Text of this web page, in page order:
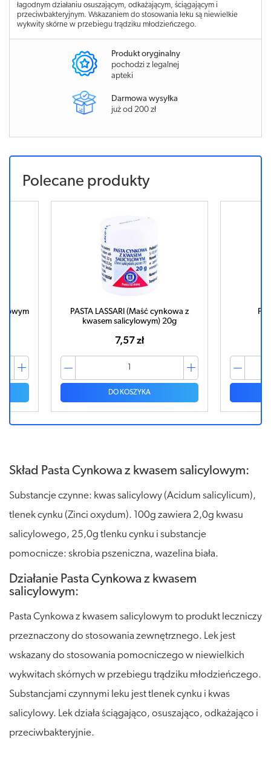
łagodnym działaniu osuszającym, odkażającym, ściągającym i
przeciwbakteryjnym. Wskazaniem do stosowania leku są niewielkie
wykwity skórne w przebiegu trądziku młodzieńczego.
Produkt oryginalny
pochodzi z legalnej
apteki
Darmowa wysyłka
już od 200 zł
Polecane produkty
PASTA LASSARI (Maść cynkowa z
kwasem salicylowym) 20g
7,57 zł
DO KOSZYKA
Skład Pasta Cynkowa z kwasem salicylowym:
Substancje czynne: kwas salicylowy (Acidum salicylicum),
tlenek cynku (Zinci oxydum). 100g zawiera 2,0g kwasu
salicylowego, 25,0g tlenku cynku i substancje
pomocnicze: skrobia pszeniczna, wazelina biała.
Działanie Pasta Cynkowa z kwasem
salicylowym:
Pasta Cynkowa z kwasem salicylowym to produkt leczniczy
przeznaczony do stosowania zewnętrznego. Lek jest
wskazany do stosowania pomocniczego w niewielkich
wykwitach skórnych w przebiegu trądziku młodzieńczego.
Substancjami czynnymi leku jest tlenek cynku i kwas
salicylowy. Lek działa ściągająco, osuszająco, odkażająco i
przeciwbakteryjnie.